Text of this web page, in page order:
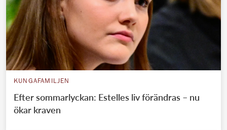
KUNGAFAMILJEN
Efter sommarlyckan: Estelles liv förändras – nu
ökar kraven